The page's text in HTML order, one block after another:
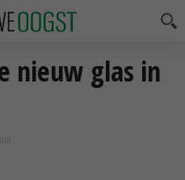
nieuw glas in